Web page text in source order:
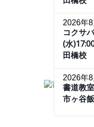
2026年
コクサ
(水
田橋校
2026年
書道教
市ヶ谷